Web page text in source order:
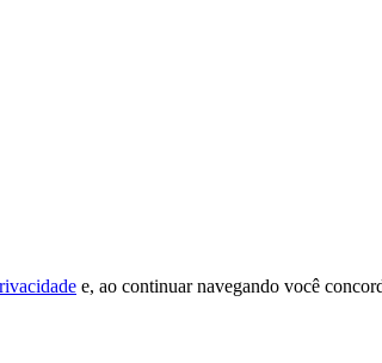
e, ao continuar navegando você